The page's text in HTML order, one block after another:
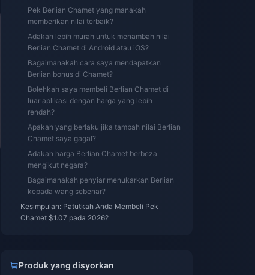
Pek Berlian Chamet yang manakah
memberikan nilai terbaik?
Adakah lebih murah untuk menambah nilai
Berlian Chamet di Android atau iOS?
Bagaimanakah cara saya mendapatkan
Berlian bonus di Chamet?
Bolehkah saya membeli Berlian Chamet di
luar aplikasi dengan harga yang lebih
rendah?
Apakah yang berlaku jika tambah nilai Berlian
Chamet saya gagal?
Adakah harga Berlian Chamet berbeza
mengikut negara?
Bagaimanakah penyiar menukarkan Berlian
kepada wang sebenar?
Kesimpulan: Patutkah Anda Membeli Pek
Chamet $1.07 pada 2026?
Produk yang disyorkan